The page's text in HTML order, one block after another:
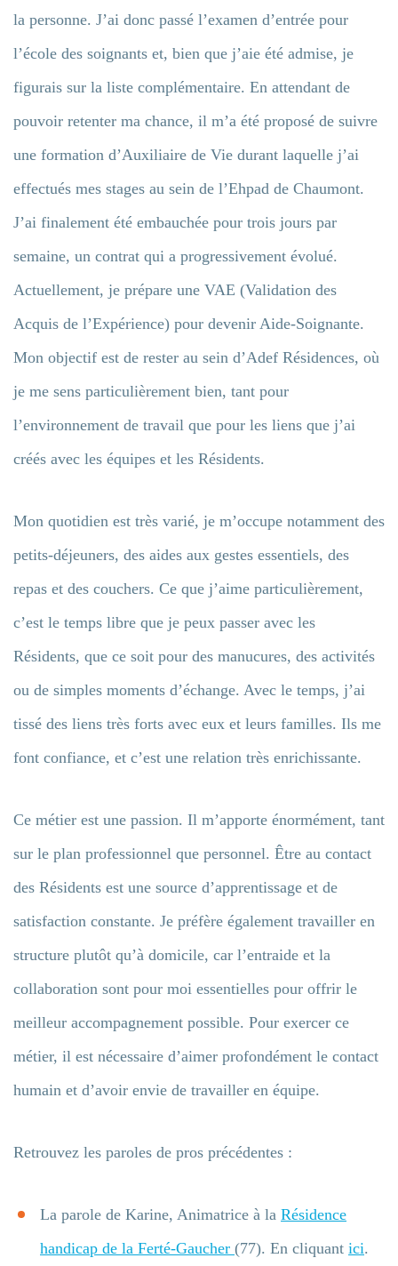
la personne. J’ai donc passé l’examen d’entrée pour
l’école des soignants et, bien que j’aie été admise, je
figurais sur la liste complémentaire. En attendant de
pouvoir retenter ma chance, il m’a été proposé de suivre
une formation d’Auxiliaire de Vie durant laquelle j’ai
effectués mes stages au sein de l’Ehpad de Chaumont.
J’ai finalement été embauchée pour trois jours par
semaine, un contrat qui a progressivement évolué.
Actuellement, je prépare une VAE (Validation des
Acquis de l’Expérience) pour devenir Aide-Soignante.
Mon objectif est de rester au sein d’Adef Résidences, où
je me sens particulièrement bien, tant pour
l’environnement de travail que pour les liens que j’ai
créés avec les équipes et les Résidents.
Mon quotidien est très varié, je m’occupe notamment des
petits-déjeuners, des aides aux gestes essentiels, des
repas et des couchers. Ce que j’aime particulièrement,
c’est le temps libre que je peux passer avec les
Résidents, que ce soit pour des manucures, des activités
ou de simples moments d’échange. Avec le temps, j’ai
tissé des liens très forts avec eux et leurs familles. Ils me
font confiance, et c’est une relation très enrichissante.
Ce métier est une passion. Il m’apporte énormément, tant
sur le plan professionnel que personnel. Être au contact
des Résidents est une source d’apprentissage et de
satisfaction constante. Je préfère également travailler en
structure plutôt qu’à domicile, car l’entraide et la
collaboration sont pour moi essentielles pour offrir le
meilleur accompagnement possible. Pour exercer ce
métier, il est nécessaire d’aimer profondément le contact
humain et d’avoir envie de travailler en équipe.
Retrouvez les paroles de pros précédentes :
La parole de Karine, Animatrice à la Résidence
handicap de la Ferté-Gaucher (77). En cliquant ici.